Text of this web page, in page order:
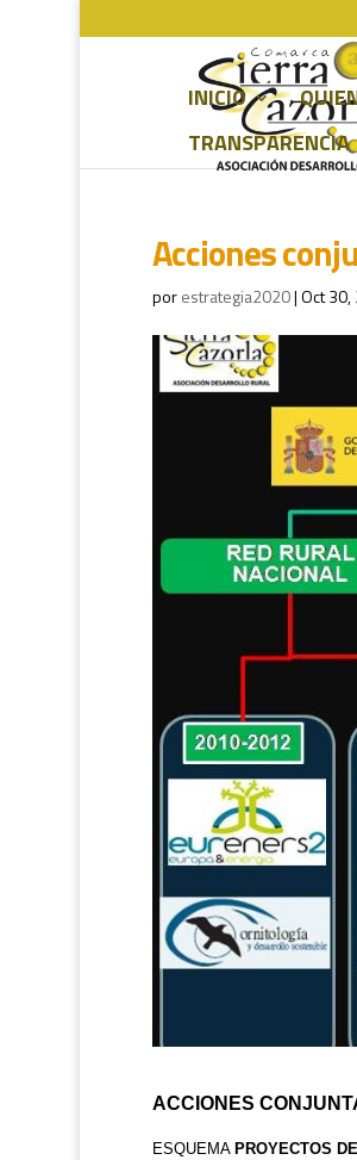
INICIO
TRANSPARENCIA
Acciones
porestrategia2020|Oct 30,
ACCIONES
ESQUEMA PROYECTOS